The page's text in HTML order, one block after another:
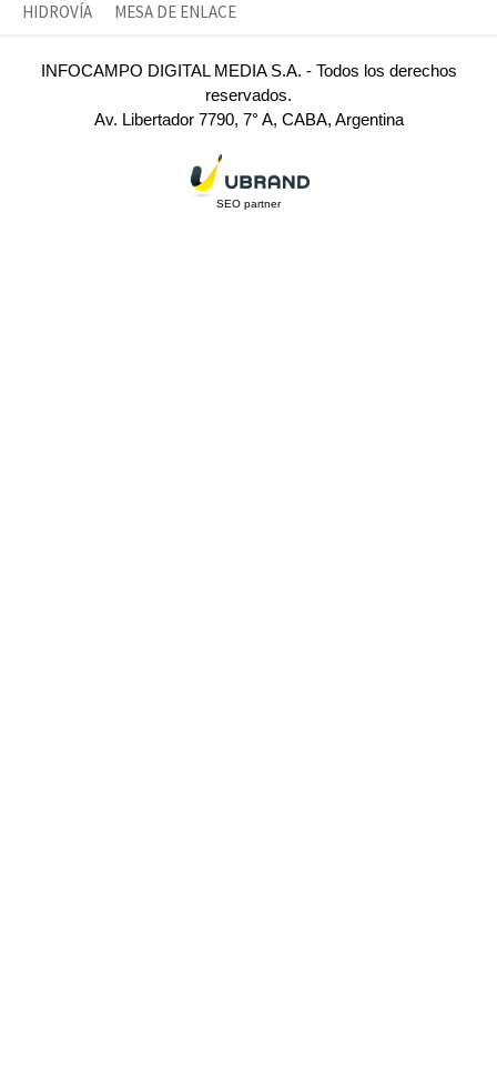
HIDROVÍA MESA DE ENLACE
INFOCAMPO DIGITAL MEDIA S.A. - Todos los derechos
reservados.
Av. Libertador 7790, 7° A, CABA, Argentina
SEO partner